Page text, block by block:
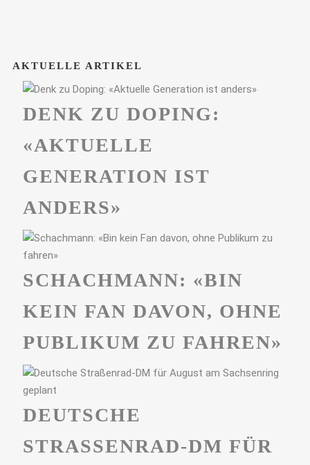
AKTUELLE ARTIKEL
DENK ZU DOPING:
«AKTUELLE
GENERATION IST
ANDERS»
SCHACHMANN: «BIN
KEIN FAN DAVON, OHNE
PUBLIKUM ZU FAHREN»
DEUTSCHE
STRASSENRAD-DM FÜR A